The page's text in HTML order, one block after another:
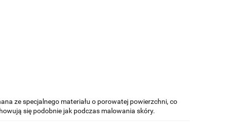
ze specjalnego materiału o porowatej powierzchni, co
się podobnie jak podczas malowania skóry.